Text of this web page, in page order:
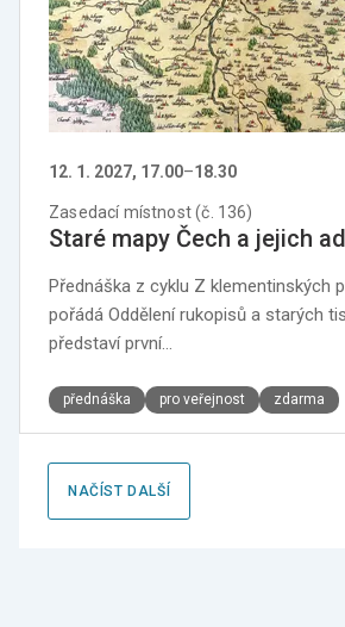
12. 1. 2027, 17.00–18.30
Zasedací místnost (č. 136)
Staré mapy Čech a jejich
Přednáška z cyklu Z klementinských
pořádá Oddělení rukopisů a starých
představí první…
přednáška pro veřejnost zdarma
NAČÍST DALŠÍ